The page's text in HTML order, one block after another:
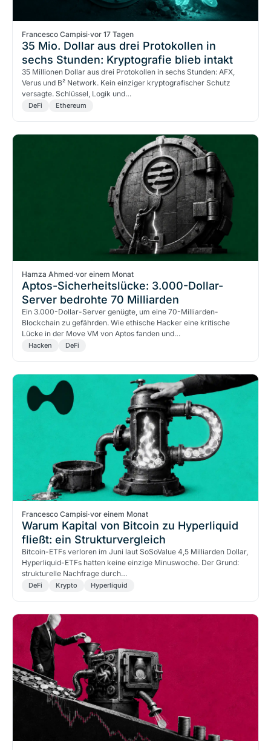
Francesco Campisi·vor 17 Tagen
35 Mio. Dollar aus drei Protokollen in
sechs Stunden: Kryptografie blieb intakt
35 Millionen Dollar aus drei Protokollen in sechs Stunden: AFX,
Verus und B² Network. Kein einziger kryptografischer Schutz
versagte. Schlüssel, Logik und…
DeFi Ethereum
Hamza Ahmed·vor einem Monat
Aptos-Sicherheitslücke: 3.000-Dollar-
Server bedrohte 70 Milliarden
Ein 3.000-Dollar-Server genügte, um eine 70-Milliarden-
Blockchain zu gefährden. Wie ethische Hacker eine kritische
Lücke in der Move VM von Aptos fanden und…
Hacken DeFi
Francesco Campisi·vor einem Monat
Warum Kapital von Bitcoin zu Hyperliquid
fließt: ein Strukturvergleich
Bitcoin-ETFs verloren im Juni laut SoSoValue 4,5 Milliarden Dollar,
Hyperliquid-ETFs hatten keine einzige Minuswoche. Der Grund:
strukturelle Nachfrage durch…
DeFi Krypto Hyperliquid